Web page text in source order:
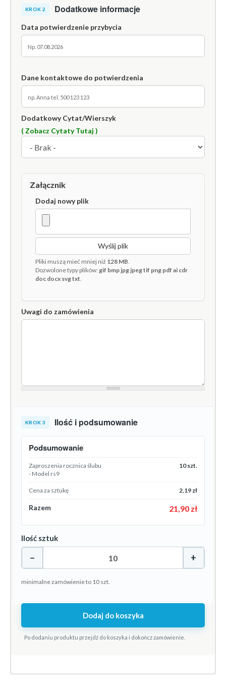
KROK 2 Dodatkowe informacje
Data potwierdzenie przybycia
Dane kontaktowe do potwierdzenia
Dodatkowy Cytat/Wierszyk
( Zobacz Cytaty Tutaj )
Załącznik
Dodaj nowy plik
Wyślij plik
Pliki muszą mieć mniej niż 128 MB.
Dozwolone typy plików:gif bmp jpg jpeg tif png pdf ai cdr
doc docx svg txt.
Uwagi do zamówienia
KROK 3 Ilość i podsumowanie
Podsumowanie
Zaproszenia rocznica ślubu
- Model rs9
10 szt.
Cena za sztukę 2,19 zł
Razem 21,90 zł
Ilość sztuk
− +
minimalne zamówienie to 10 szt.
Dodaj do koszyka
Po dodaniu produktu przejdź do koszyka i dokończ zamówienie.